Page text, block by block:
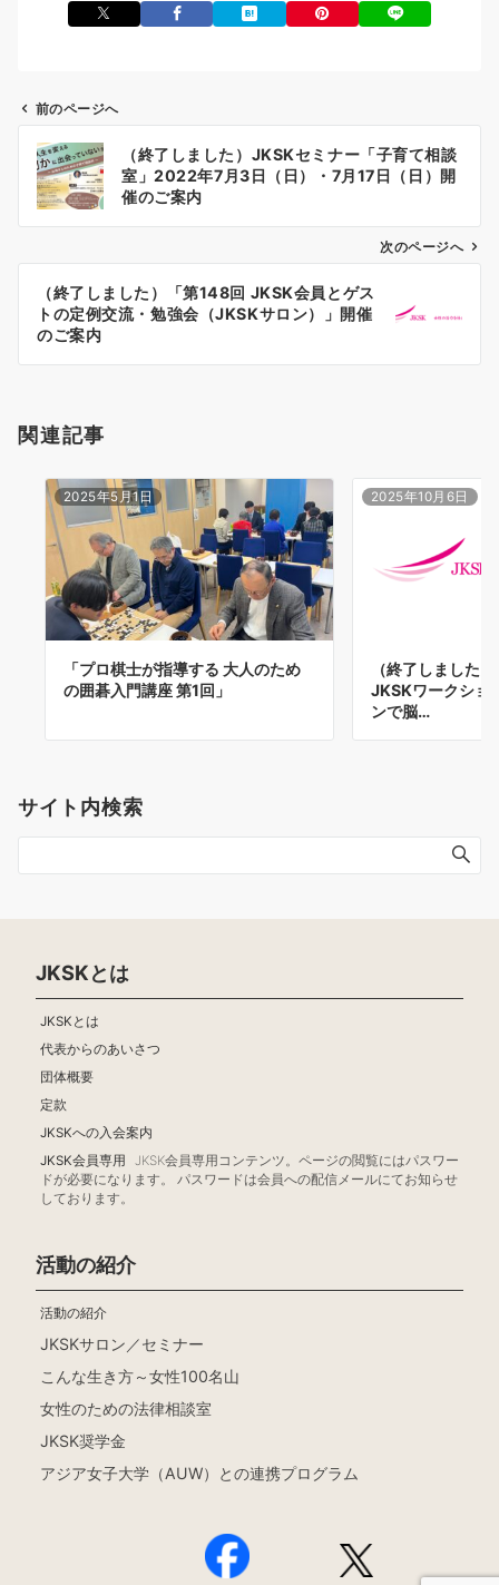
ン
前のページへ
（終了しました）JKSKセミナー「子育て相談
室」2022年7月3日（日）・7月17日（日）開
催のご案内
次のページへ
（終了しました）「第148回 JKSK会員とゲス
トの定例交流・勉強会（JKSKサロン）」開催
のご案内
関連記事
2025年5月1日
「プロ棋士が指導する 大人のため
の囲碁入門講座 第1回」
2025年10月6日
（終了しました
JKSKワークショ
ンで脳…
サイト内検索
JKSKとは
JKSKとは
代表からのあいさつ
団体概要
定款
JKSKへの入会案内
JKSK会員専用
JKSK会員専用コンテンツ。ページの閲覧にはパスワー
ドが必要になります。 パスワードは会員への配信メールにてお知らせ
しております。
活動の紹介
活動の紹介
JKSKサロン／セミナー
こんな生き方～女性100名山
女性のための法律相談室
JKSK奨学金
アジア女子大学（AUW）との連携プログラム